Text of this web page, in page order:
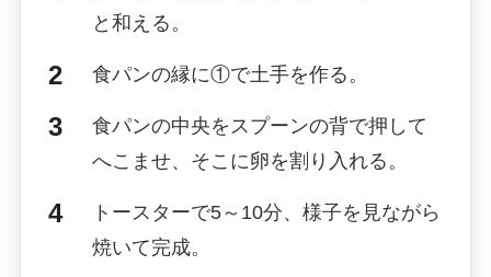
と和える。
食パンの縁に①で土手を作る。
食パンの中央をスプーンの背で押して
へこませ、そこに卵を割り入れる。
トースターで5～10分、様子を見ながら
焼いて完成。